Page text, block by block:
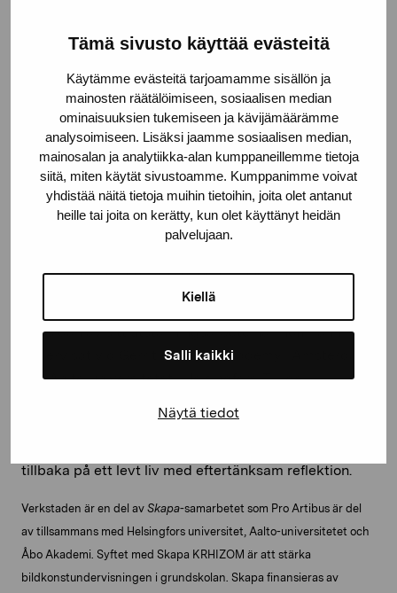
Tämä sivusto käyttää evästeitä
Käytämme evästeitä tarjoamamme sisällön ja
mainosten räätälöimiseen, sosiaalisen median
ominaisuuksien tukemiseen ja kävijämäärämme
analysoimiseen. Lisäksi jaamme sosiaalisen median,
mainosalan ja analytiikka-alan kumppaneillemme tietoja
siitä, miten käytät sivustoamme. Kumppanimme voivat
yhdistää näitä tietoja muihin tietoihin, joita olet antanut
heille tai joita on kerätty, kun olet käyttänyt heidän
palvelujaan.
Kiellä
Salli kaikki
Näytä tiedot
konstnär bosatt i Helsingfors. Hans konstverk tar ofta
mängd olika material och tekniker. På sätt och vis är
Hoffmann en professionell amatör som strävar efter
att upprätthålla sin nyfikenhet och utforska olika sätt
att arbeta med konst och uttrycka sig genom den. På
senare tid har han lärt sig hur man arbetar med metall
och textil, hur man odlar Scoby och hur man tillverkar
rep. Han är intresserad av att använda sin konst för
att få kontakt med känslor och minnen på samma sätt
som låtar, böcker eller filmer gör.
Vid sidan av sitt utställningsarbete har Hoffmann
undervisat vid Gerrit Rietveld Academy i Amsterdam
och Aalto-universitetet i Helsingfors. Till de
Sinne, välkomnar han både yngre och äldre deltagare
tillbaka på ett levt liv med eftertänksam reflektion.
Verkstaden är en del av Skapa-samarbetet som Pro Artibus är del
av tillsammans med Helsingfors universitet, Aalto-universitetet och
Åbo Akademi. Syftet med Skapa KRHIZOM är att stärka
bildkonstundervisningen i grundskolan. Skapa finansieras av